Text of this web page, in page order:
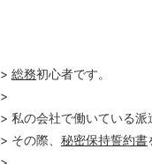
> 総務初心者です。
>
> 私の会社で働いている派
> その際、 秘密保持誓約書